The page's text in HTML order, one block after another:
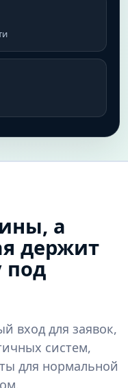
а
держит
под
вход для заявок,
систем,
для нормальной